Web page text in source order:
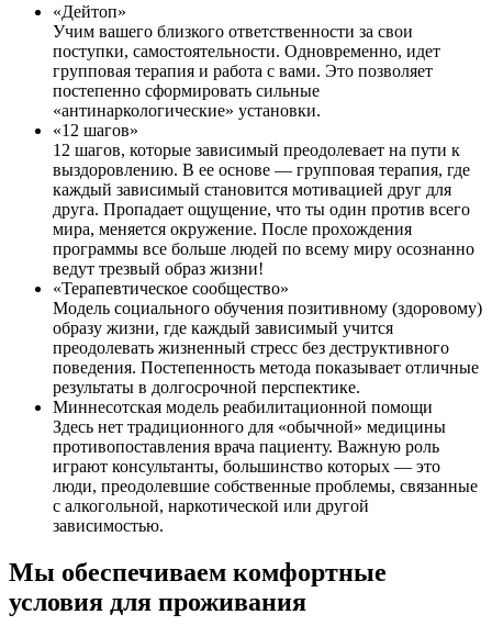
«Дейтоп»
Учим вашего близкого ответственности за свои
поступки, самостоятельности. Одновременно, идет
групповая терапия и работа с вами. Это позволяет
постепенно сформировать сильные
«антинаркологические» установки.
«12 шагов»
12 шагов, которые зависимый преодолевает на пути к
выздоровлению. В ее основе — групповая терапия, где
каждый зависимый становится мотивацией друг для
друга. Пропадает ощущение, что ты один против всего
мира, меняется окружение. После прохождения
программы все больше людей по всему миру осознанно
ведут трезвый образ жизни!
«Терапевтическое сообщество»
Модель социального обучения позитивному (здоровому)
образу жизни, где каждый зависимый учится
преодолевать жизненный стресс без деструктивного
поведения. Постепенность метода показывает отличные
результаты в долгосрочной перспектике.
Миннесотская модель реабилитационной помощи
Здесь нет традиционного для «обычной» медицины
противопоставления врача пациенту. Важную роль
играют консультанты, большинство которых — это
люди, преодолевшие собственные проблемы, связанные
с алкогольной, наркотической или другой
зависимостью.
Мы обеспечиваем комфортные
условия для проживания